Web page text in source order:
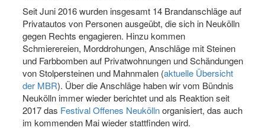
Seit Juni 2016 wurden insgesamt 14 Brandanschläge auf
Privatautos von Personen ausgeübt, die sich in Neukölln
gegen Rechts engagieren. Hinzu kommen
Schmierereien, Morddrohungen, Anschläge mit Steinen
und Farbbomben auf Privatwohnungen und Schändungen
von Stolpersteinen und Mahnmalen (aktuelle Übersicht
der MBR). Über die Anschläge haben wir vom Bündnis
Neukölln immer wieder berichtet und als Reaktion seit
2017 das Festival Offenes Neuköllnorganisiert, das auch
im kommenden Mai wieder stattfinden wird.